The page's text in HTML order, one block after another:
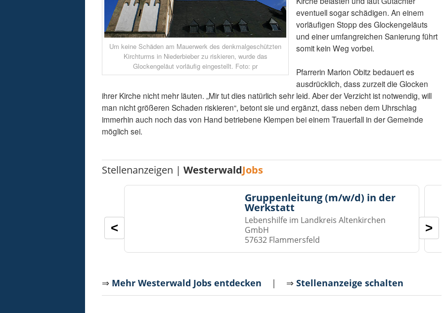
Um keine Schäden am Mauerwerk des denkmalgeschützten
Kirchturms in Niederbieber zu riskieren, wurde das
Glockengeläut vorläufig eingestellt. Foto: pr
eventuell sogar schädigen. An einem
vorläufigen Stopp des Glockengeläuts
und einer umfangreichen Sanierung führt
somit kein Weg vorbei.
Pfarrerin Marion Obitz bedauert es
ausdrücklich, dass zurzeit die Glocken
ihrer Kirche nicht mehr läuten. „Mir tut dies natürlich sehr leid. Aber der Verzicht ist notwendig, will
man nicht größeren Schaden riskieren“, betont sie und ergänzt, dass neben dem Uhrschlag
immerhin auch noch das von Hand betriebene Klempen bei einem Trauerfall in der Gemeinde
möglich sei.
Stellenanzeigen |WesterwaldJobs
Gruppenleitung (m/w/d) in der
Werkstatt
Lebenshilfe im Landkreis Altenkirchen
GmbH
57632 Flammersfeld
< >
⇒ Mehr Westerwald Jobs entdecken | ⇒Stellenanzeige schalten